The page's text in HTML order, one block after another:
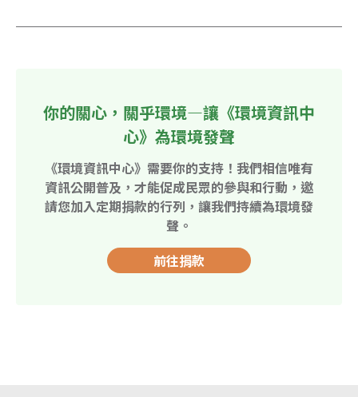
你的關心，關乎環境—讓《環境資訊中
心》為環境發聲
《環境資訊中心》需要你的支持！我們相信唯有
資訊公開普及，才能促成民眾的參與和行動，邀
請您加入定期捐款的行列，讓我們持續為環境發
聲。
前往捐款